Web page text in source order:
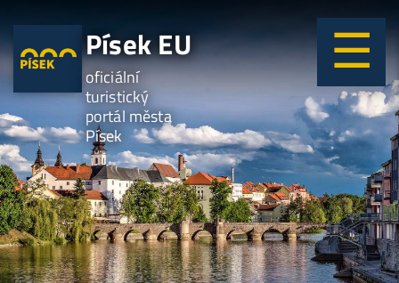
Písek EU
oficiální
turistický
portál města
Písek